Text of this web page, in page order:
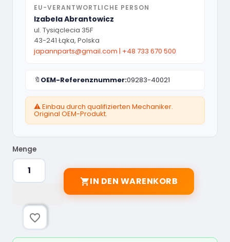
EU-VERANTWORTLICHE PERSON
Izabela Abrantowicz
ul. Tysiąclecia 35F
43-241 Łąka, Polska
japannparts@gmail.com | +48 733 670 500
🔖 OEM-Referenznummer:09283-40021
⚠️ Einbau durch qualifizierten Mechaniker.
Original OEM-Produkt.
Menge
IN DEN WARENKORB
favorite_border